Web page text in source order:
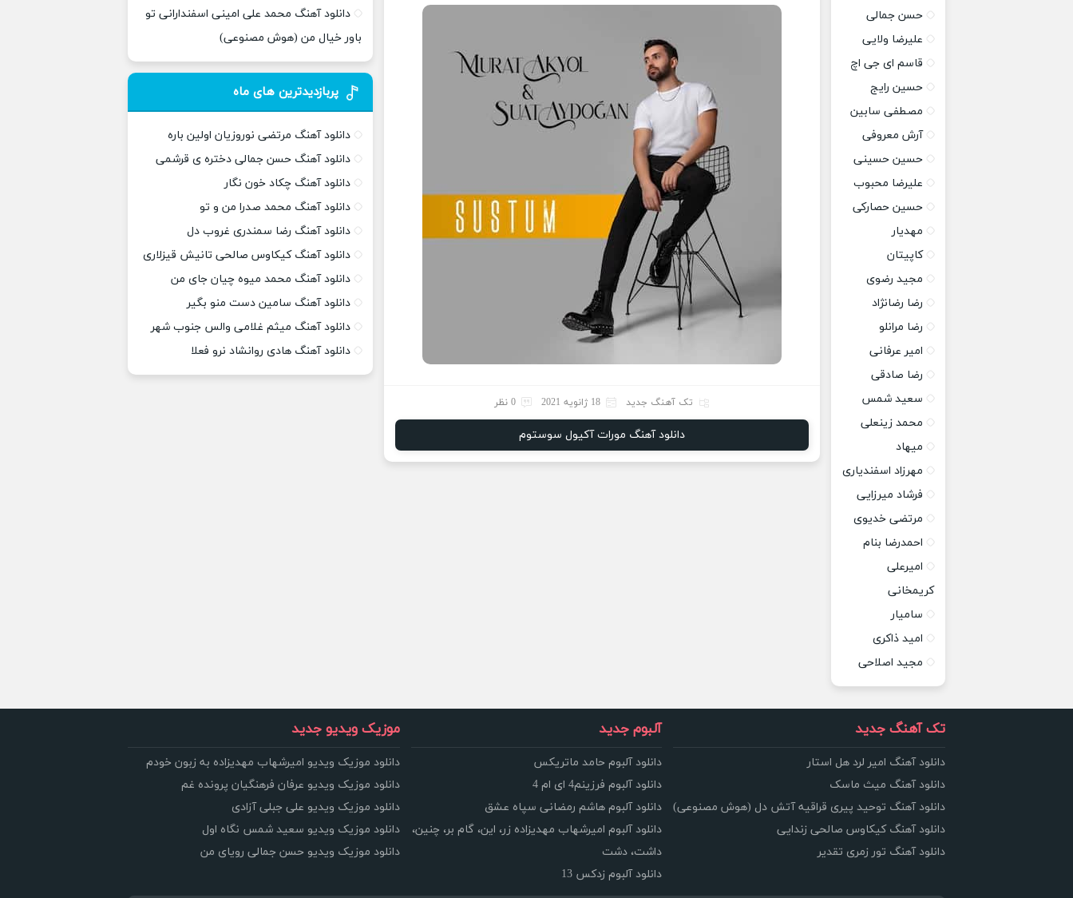
تک آهنگ جدید 18 ژانویه 2021 0 نظر
دانلود آهنگ مورات آکیول سوستوم
حسن جمالی
علیرضا ولایی
قاسم ای جی اچ
حسین رایج
مصطفی سابین
آرش معروفی
حسین حسینی
علیرضا محبوب
حسین حصارکی
مهدیار
کاپیتان
مجید رضوی
رضا رضانژاد
رضا مرانلو
امیر عرفانی
رضا صادقی
سعید شمس
محمد زینعلی
میهاد
مهرزاد اسفندیاری
فرشاد میرزایی
مرتضی خدیوی
احمدرضا بنام
امیرعلی
کریمخانی
سامیار
امید ذاکری
مجید اصلاحی
دانلود آهنگ محمد علی امینی اسفندارانی تو
باور خیال من (هوش مصنوعی)
پربازدیدترین های ماه
دانلود آهنگ مرتضی نوروزیان اولین باره
دانلود آهنگ حسن جمالی دختره ی قرشمی
دانلود آهنگ چکاد خون نگار
دانلود آهنگ محمد صدرا من و تو
دانلود آهنگ رضا سمندری غروب دل
دانلود آهنگ کیکاوس صالحی تانیش قیزلاری
دانلود آهنگ محمد میوه چیان جای من
دانلود آهنگ سامین دست منو بگیر
دانلود آهنگ میثم غلامی والس جنوب شهر
دانلود آهنگ هادی روانشاد نرو فعلا
تک آهنگ جدید
دانلود آهنگ امیر لرد هل استار
دانلود آهنگ میث ماسک
دانلود آهنگ توحید پیری قراقیه آتش دل (هوش مصنوعی)
دانلود آهنگ کیکاوس صالحی زندایی
دانلود آهنگ تور زمری تقدیر
آلبوم جدید
دانلود آلبوم حامد ماتریکس
دانلود آلبوم فرزینم4 ای ام 4
دانلود آلبوم هاشم رمضانی سپاه عشق
دانلود آلبوم امیرشهاب مهدیزاده زر، این، گام بر، چنین،
داشت، دشت
دانلود آلبوم زدکس 13
موزیک ویدیو جدید
دانلود موزیک ویدیو امیرشهاب مهدیزاده به زبون خودم
دانلود موزیک ویدیو عرفان فرهنگیان پرونده غم
دانلود موزیک ویدیو علی جبلی آزادی
دانلود موزیک ویدیو سعید شمس نگاه اول
دانلود موزیک ویدیو حسن جمالی رویای من